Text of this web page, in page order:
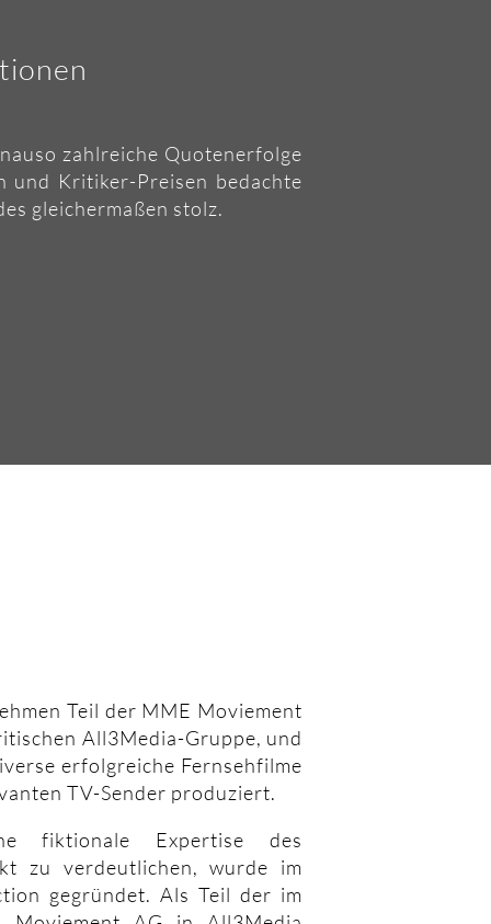
zahlreiche Quotenerfolge
und Kritiker-Preisen bedachte
gleichermaßen stolz.
Teil der MME Moviement
All3Media-Gruppe, und
erfolgreiche Fernsehfilme
TV-Sender produziert.
fiktionale Expertise des
zu verdeutlichen, wurde im
gegründet. Als Teil der im